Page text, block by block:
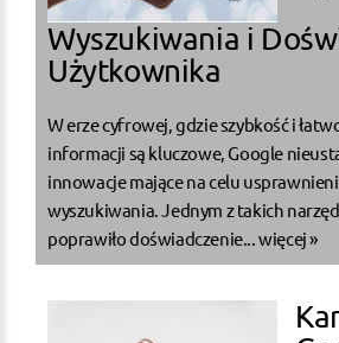
Wyszukiwania i
Użytkownika
W erze cyfrowej, gdzie szybkość i
informacji są kluczowe, Google
innowacje mające na celu
wyszukiwania. Jednym z takich
poprawiło doświadczenie...więcej »